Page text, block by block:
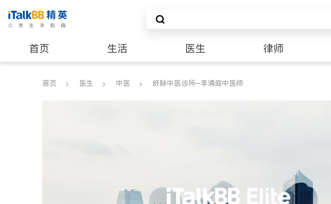
首页 生活 医生 律师
养老 非盈利组织
首页 医生 中医 舒脉中医诊所─李涌庭中医师